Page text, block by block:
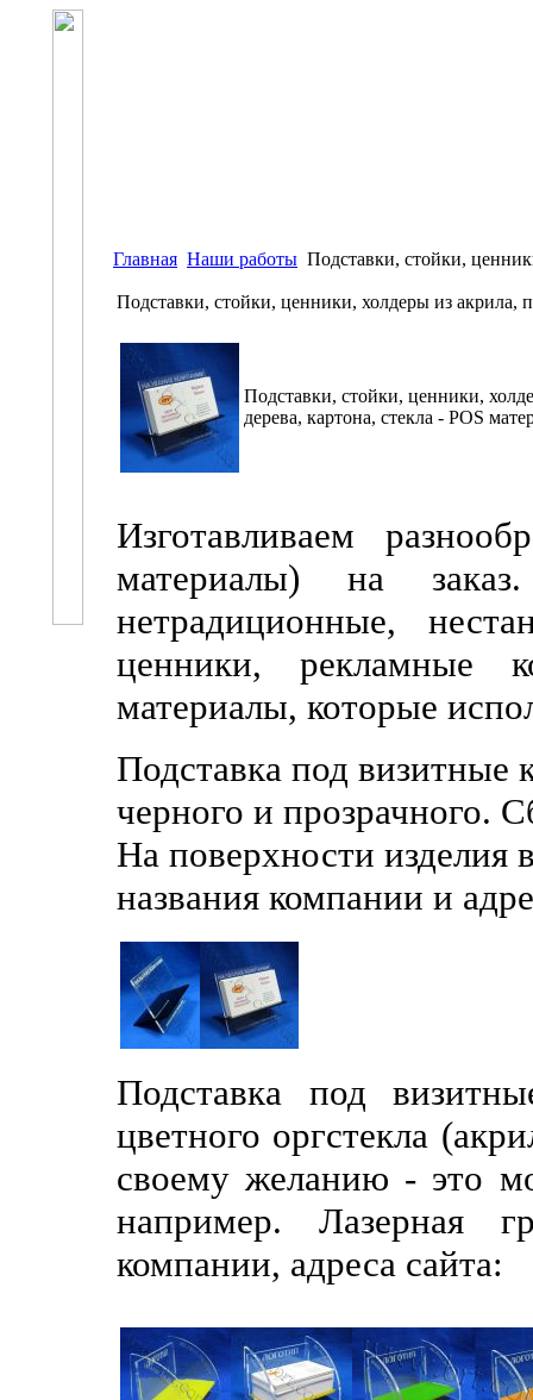
Главная Наши работы Подставки, стойки,
Подставки, стойки, ценники, холдеры из акрила,
Подставки, стойки, ценники,
дерева, картона, стекла - POS
Изготавливаем
материалы) на
нетрадиционные,
ценники, рекламные
материалы, которые
Подставка под визитные
черного и прозрачного.
На поверхности изделия
названия компании и
Подставка под
цветного оргстекла
своему желанию - это
например. Лазерная
компании, адреса сайта: